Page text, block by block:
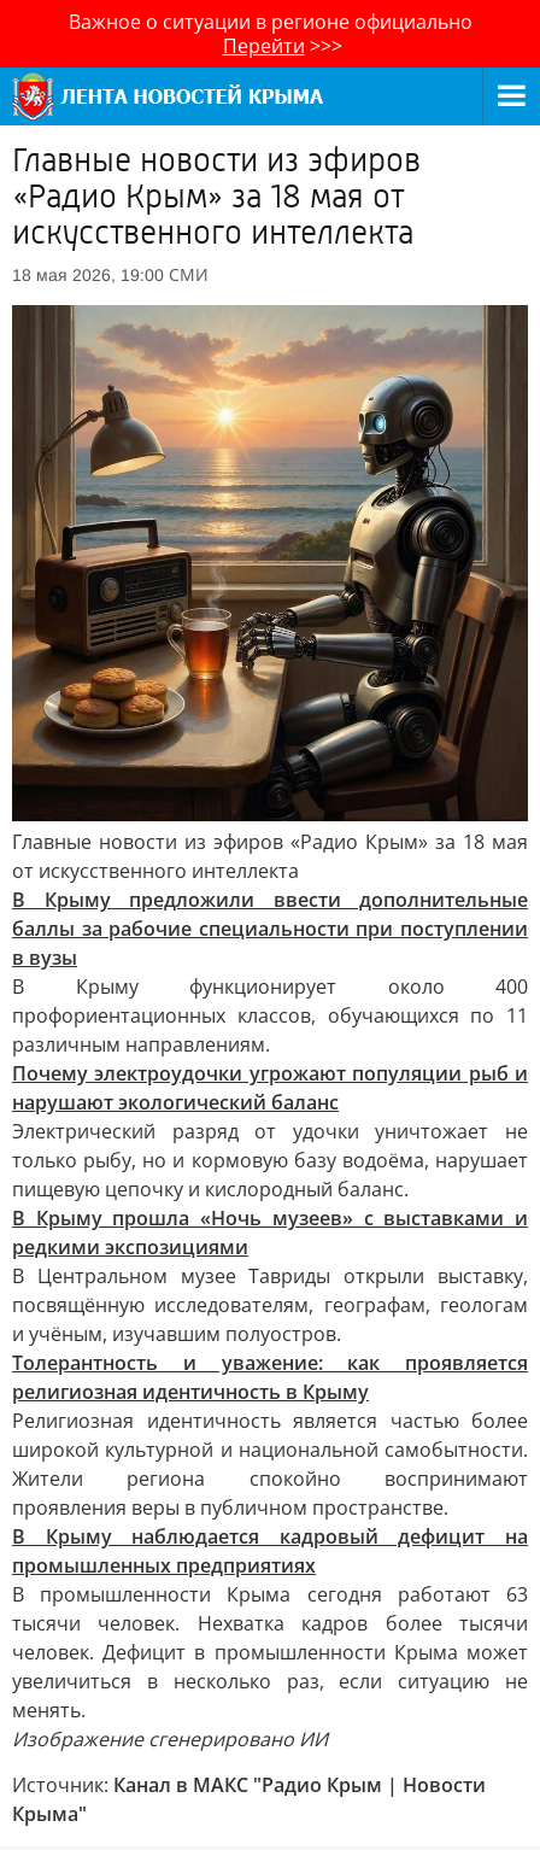
Важное о ситуации в регионе официально
Перейти >>>
Главные новости из эфиров
«Радио Крым» за 18 мая от
искусственного интеллекта
18 мая 2026, 19:00 СМИ
Главные новости из эфиров «Радио Крым» за 18 мая
от искусственного интеллекта
В Крыму предложили ввести дополнительные
баллы за рабочие специальности при поступлении
в вузы
В Крыму функционирует около 400
профориентационных классов, обучающихся по 11
различным направлениям.
Почему электроудочки угрожают популяции рыб и
нарушают экологический баланс
Электрический разряд от удочки уничтожает не
только рыбу, но и кормовую базу водоёма, нарушает
пищевую цепочку и кислородный баланс.
В Крыму прошла «Ночь музеев» с выставками и
редкими экспозициями
В Центральном музее Тавриды открыли выставку,
посвящённую исследователям, географам, геологам
и учёным, изучавшим полуостров.
Толерантность и уважение: как проявляется
религиозная идентичность в Крыму
Религиозная идентичность является частью более
широкой культурной и национальной самобытности.
Жители региона спокойно воспринимают
проявления веры в публичном пространстве.
В Крыму наблюдается кадровый дефицит на
промышленных предприятиях
В промышленности Крыма сегодня работают 63
тысячи человек. Нехватка кадров более тысячи
человек. Дефицит в промышленности Крыма может
увеличиться в несколько раз, если ситуацию не
менять.
Изображение сгенерировано ИИ
Источник: Канал в МАКС "Радио Крым | Новости
Крыма"